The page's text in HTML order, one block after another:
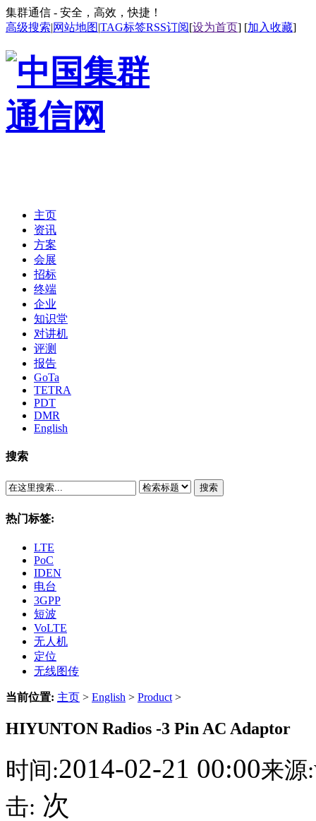
集群通信 - 安全，高效，快捷！
高级搜索|网站地图|TAG标签RSS订阅[设为首页] [加入收藏]
主页
资讯
方案
会展
招标
终端
企业
知识堂
对讲机
评测
报告
GoTa
TETRA
PDT
DMR
English
搜索
搜索
热门标签:
LTE
PoC
IDEN
电台
3GPP
短波
VoLTE
无人机
定位
无线图传
当前位置: 主页 > English > Product >
HIYUNTON Radios -3 Pin AC Adaptor
时间:2014-02-21 00:00来源:
击: 次